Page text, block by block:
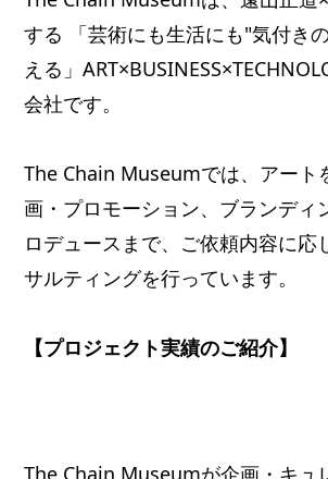
する 「芸術にも生活にも"気付き
える」
会社です。
The Chain Museumでは、アート
画・プロモーション、ブランディ
ロデュースまで、ご依頼内容に応
サルティングを行っています。
【プロジェクト実績のご紹介】
The Chain Museumが企画・キュ